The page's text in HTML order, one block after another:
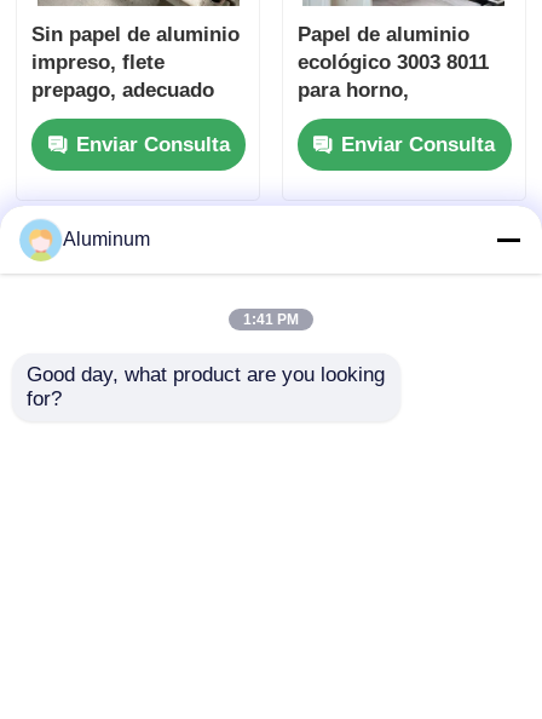
Sin papel de aluminio
impreso, flete
prepago, adecuado
para aislamiento de
embalaje,
aplicaciones
industriales y de
cocina que garantizan
una barrera superior.
Enviar Consulta
Papel de aluminio
ecológico 3003 8011
para horno,
recipientes de comida
desechables para
hornear
Enviar Consulta
Aluminum
1:41 PM
Good day, what product are you looking
for?